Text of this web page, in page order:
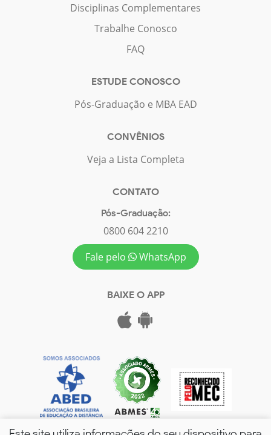
Disciplinas Complementares
Trabalhe Conosco
FAQ
ESTUDE CONOSCO
Pós-Graduação e MBA EAD
CONVÊNIOS
Veja a Lista Completa
CONTATO
Pós-Graduação:
0800 604 2210
Fale pelo
WhatsApp
BAIXE O APP